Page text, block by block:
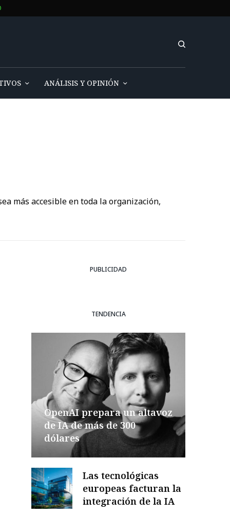
ANÁLISIS Y OPINIÓN
más accesible en toda la organización,
PUBLICIDAD
TENDENCIA
OpenAI prepara un altavoz
de IA de más de 300
dólares
Las tecnológicas
europeas facturan la
integración de la IA